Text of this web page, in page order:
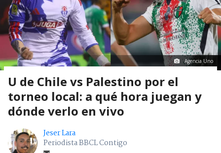
Agencia Uno
U de Chile vs Palestino por el
torneo local: a qué hora juegan y
dónde verlo en vivo
Jeser Lara
Periodista BBCL Contigo